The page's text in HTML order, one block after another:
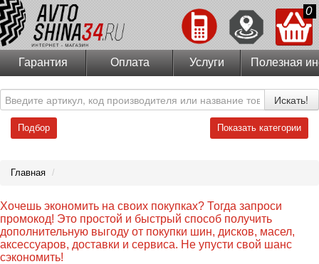
0
Гарантия Оплата Услуги Полезная
Искать!
Подбор Показать категории
Главная /
Хочешь экономить на своих покупках? Тогда запроси
промокод! Это простой и быстрый способ получить
дополнительную выгоду от покупки шин, дисков, масел,
аксессуаров, доставки и сервиса. Не упусти свой шанс
сэкономить!